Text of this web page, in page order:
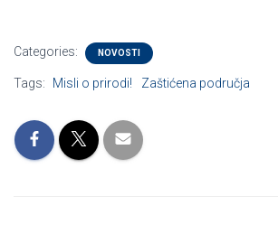
Categories: NOVOSTI
Tags: Misli o prirodi! Zaštićena područja